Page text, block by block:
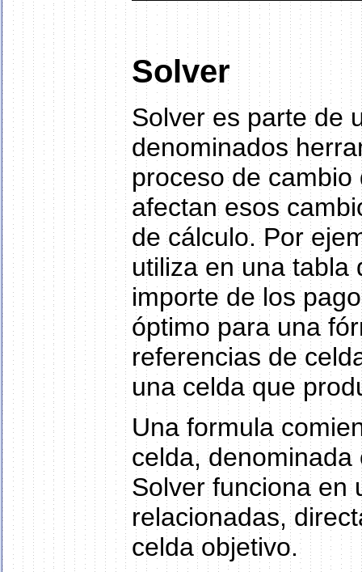
Solver
Solver es parte de
denominados
proceso de
afectan esos
de cálculo. Por
utiliza en una tabla
importe de los
óptimo para una
referencias de
una celda que
Una formula
celda,
Solver funciona en
relacionadas,
celda objetivo.